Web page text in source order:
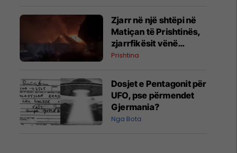
viteve ’90
Zjarr në një shtëpi në
Matiçan të Prishtinës,
zjarrfikësit vënë
situatën nën kontroll
Prishtina
Dosjet e Pentagonit për
UFO, pse përmendet
Gjermania?
Nga Bota